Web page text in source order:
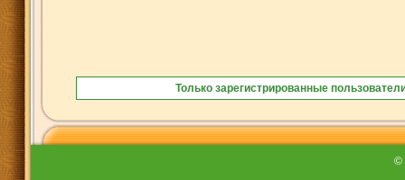
Только зарегистрированные
©